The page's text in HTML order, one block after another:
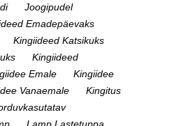
Joogipudel
Emadepäevaks
Kingiideed Katsikuks
Kingiideed
Emale
Kingiidee
Vanaemale
Kingitus
Lamp Lastetuppa